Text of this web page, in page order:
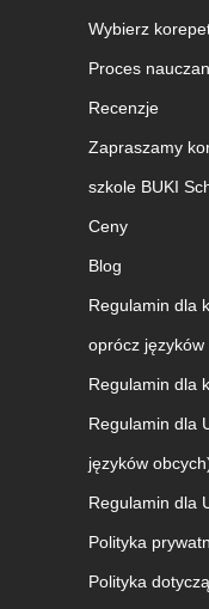
Wybierz
Proces
Recenzje
Zapraszamy
szkole BUKI
Ceny
Blog
Regulamin dla
oprócz języków
Regulamin dla
Regulamin dla
języków
Regulamin dla
Polityka
Polityka